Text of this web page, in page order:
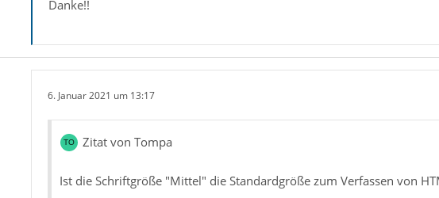
Danke!!
6. Januar 2021 um 13:17
Zitat von Tompa
Ist die Schriftgröße "Mittel" die Standardgröße zum Verfassen von